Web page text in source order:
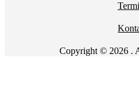
Copyright © 2026 .